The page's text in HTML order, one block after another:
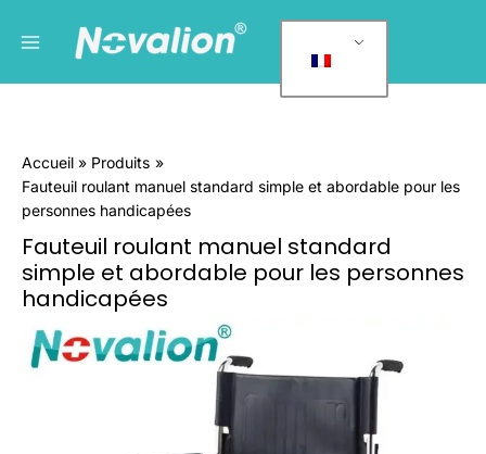
principal
a
o
r
e
s
Accueil
Produits
Fauteuil roulant manuel standard simple et abordable pour les
personnes handicapées
Fauteuil roulant manuel standard
simple et abordable pour les personnes
handicapées
Quantité
Simple
Standard